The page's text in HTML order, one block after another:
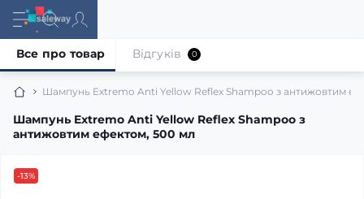
Шампунь Extremo Anti Yellow Reflex Shampoo з антижовтим
Шампунь Extremo Anti Yellow Reflex Shampoo з
антижовтим ефектом, 500 мл
Все про товар Відгуків 0
-13%